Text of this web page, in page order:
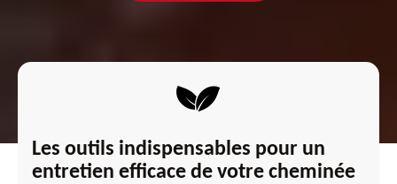
Les outils indispensables pour un
entretien efficace de votre cheminée